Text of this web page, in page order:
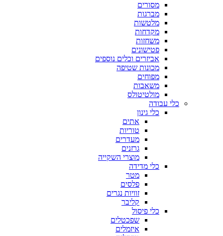
מסורים
מברגות
מלטשות
מקדחות
משחזות
פטישונים
אביזרים וכלים נוספים
מכונות שטיפה
מפוחים
משאבות
מולטיטולס
כלי עבודה
כלי גינון
אתים
טוריות
מעדרים
גרזנים
מוצרי השקייה
כלי מדידה
מטר
פלסים
זוויות נגרים
קליבר
כלי פיסול
שפכטלים
איזמלים